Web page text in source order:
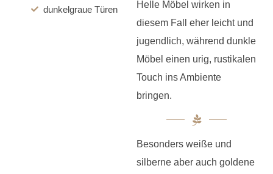
dunkelgraue Türen
Helle Möbel wirken in
diesem Fall eher leicht und
jugendlich, während dunkle
Möbel einen urig, rustikalen
Touch ins Ambiente
bringen.
Besonders weiße und
silberne aber auch goldene